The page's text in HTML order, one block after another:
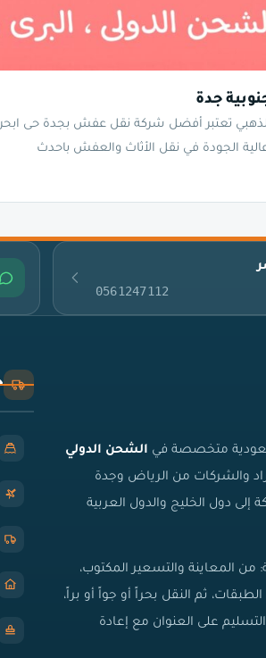
جدة
تعتبر أفضل شركة نقل عفش بجدة حى ابحر
الجودة في نقل الأثاث والعفش باحدث
0561247112
متخصصة في الشحن الدولي
والشركات من الرياض وجدة
إلى دول الخليج والدول العربية
المعاينة والتسعير المكتوب،
ثم النقل بحراً أو جواً أو براً،
على العنوان مع إعادة